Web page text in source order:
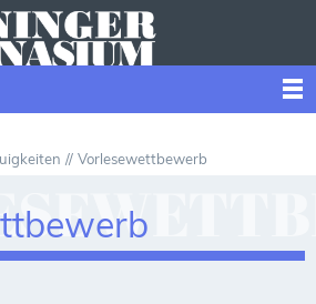
Vorlesewettbewerb